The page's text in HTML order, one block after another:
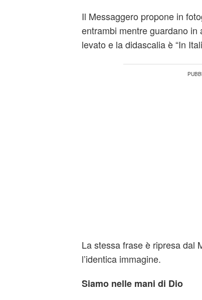
Il Messaggero propone in
entrambi mentre guardano in
levato e la didascalia è “In
La stessa frase è ripresa dal
l’identica immagine.
Siamo nelle mani di Dio